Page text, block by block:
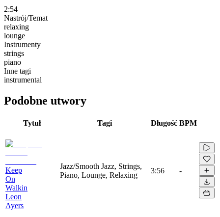
2:54
Nastrój/Temat
relaxing
lounge
Instrumenty
strings
piano
Inne tagi
instrumental
Podobne utwory
Tytuł Tagi Długość BPM
Keep
On
Walkin
Leon
Ayers
Jazz/Smooth Jazz, Strings,
Piano, Lounge, Relaxing
3:56 -